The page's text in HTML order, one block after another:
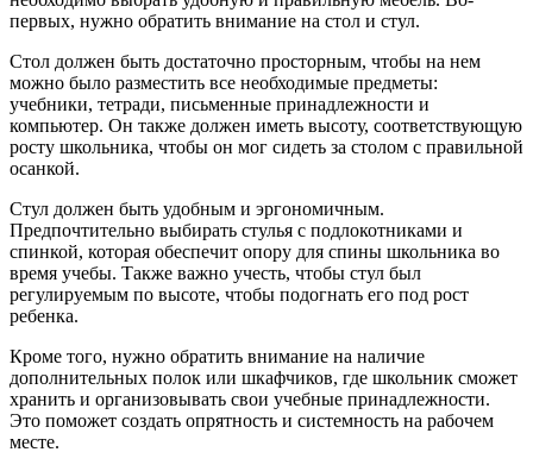
первых, нужно обратить внимание на стол и стул.
Стол должен быть достаточно просторным, чтобы на нем
можно было разместить все необходимые предметы:
учебники, тетради, письменные принадлежности и
компьютер. Он также должен иметь высоту, соответствующую
росту школьника, чтобы он мог сидеть за столом с правильной
осанкой.
Стул должен быть удобным и эргономичным.
Предпочтительно выбирать стулья с подлокотниками и
спинкой, которая обеспечит опору для спины школьника во
время учебы. Также важно учесть, чтобы стул был
регулируемым по высоте, чтобы подогнать его под рост
ребенка.
Кроме того, нужно обратить внимание на наличие
дополнительных полок или шкафчиков, где школьник сможет
хранить и организовывать свои учебные принадлежности.
Это поможет создать опрятность и системность на рабочем
месте.